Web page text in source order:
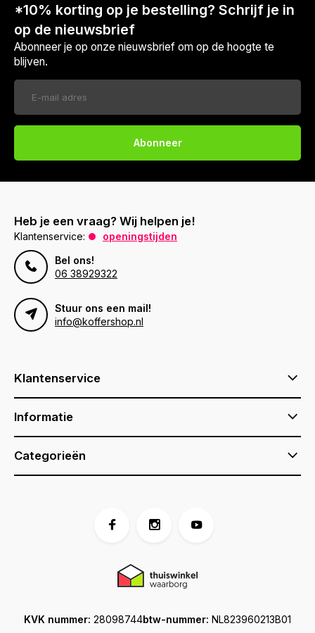
*10% korting op je bestelling? Schrijf je in
op de nieuwsbrief
Abonneer je op onze nieuwsbrief om op de hoogte te
blijven.
Abonneer
Heb je een vraag? Wij helpen je!
Klantenservice:
openingstijden
Bel ons!
06 38929322
Stuur ons een mail!
info@koffershop.nl
Klantenservice
Informatie
Categorieën
KVK nummer: 28098744btw-nummer: NL823960213B01